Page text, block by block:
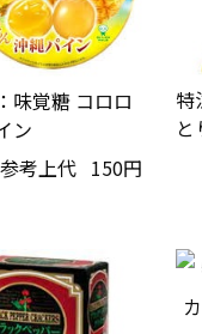
味覚糖 コロロ
ン
参考上代 150円
特